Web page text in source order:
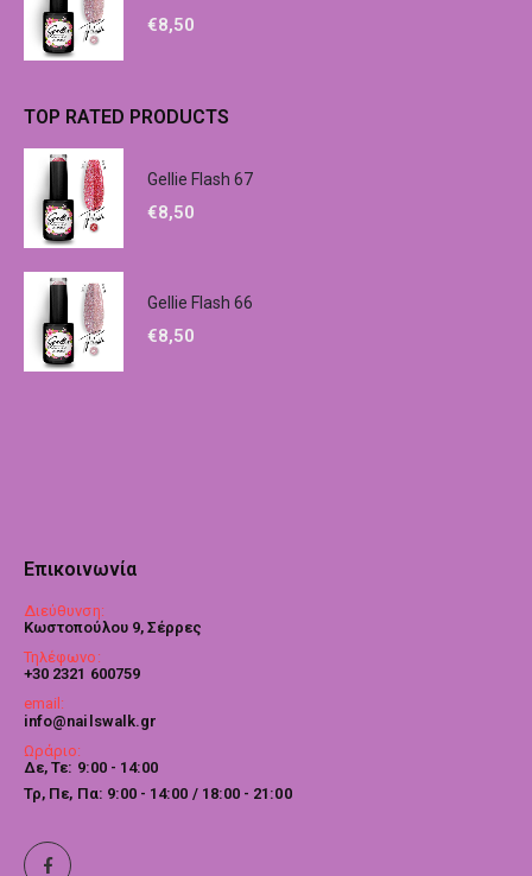
€8,50
TOP RATED PRODUCTS
Gellie Flash 67
€8,50
Gellie Flash 66
€8,50
Επικοινωνία
Διεύθυνση:
Κωστοπούλου 9, Σέρρες
Τηλέφωνο:
+30 2321 600759
email:
info@nailswalk.gr
Ωράριο:
Δε, Τε: 9:00 - 14:00
Τρ, Πε, Πα: 9:00 - 14:00 / 18:00 - 21:00